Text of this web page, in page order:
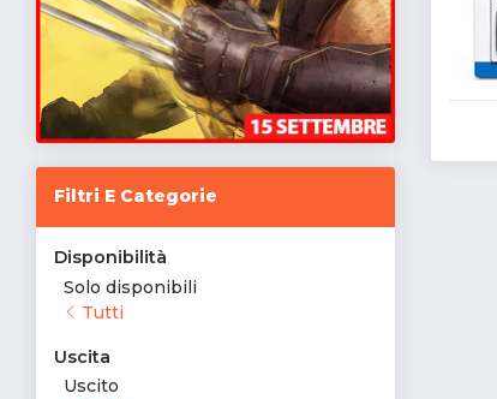
Filtri E Categorie
Disponibilità
Solo disponibili
Tutti
Uscita
Uscito